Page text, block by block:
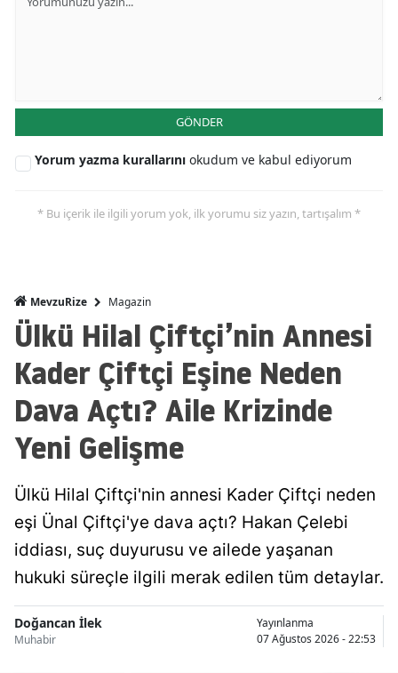
GÖNDER
Yorum yazma kurallarını okudum ve kabul ediyorum
* Bu içerik ile ilgili yorum yok, ilk yorumu siz yazın, tartışalım *
MevzuRize Magazin
Ülkü Hilal Çiftçi’nin Annesi
Kader Çiftçi Eşine Neden
Dava Açtı? Aile Krizinde
Yeni Gelişme
Ülkü Hilal Çiftçi'nin annesi Kader Çiftçi neden
eşi Ünal Çiftçi'ye dava açtı? Hakan Çelebi
iddiası, suç duyurusu ve ailede yaşanan
hukuki süreçle ilgili merak edilen tüm detaylar.
Doğancan İlek
Muhabir
Yayınlanma
07 Ağustos 2026 - 22:53